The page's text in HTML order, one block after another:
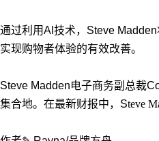
通过利用AI技术，Steve
实现购物者体验的有效改善。
Steve Madden电子商务副总裁
集合地。在最新财报中，Steve